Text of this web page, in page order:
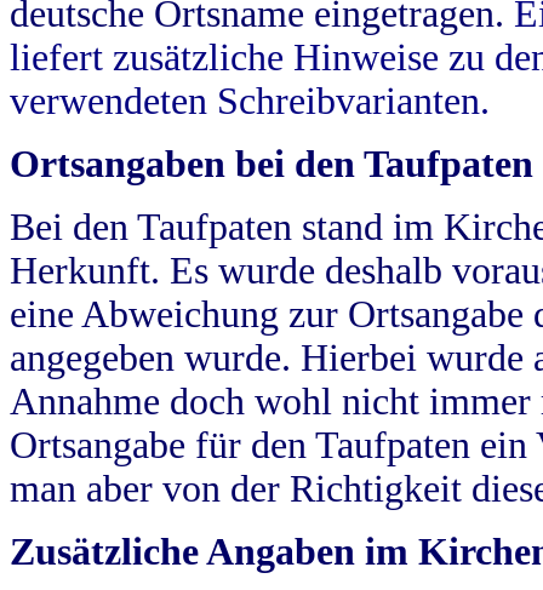
deutsche Ortsname eingetragen.
liefert zusätzliche Hinweise zu
verwendeten Schreibvarianten.
Ortsangaben bei den Taufpaten
Bei den Taufpaten stand im
Herkunft. Es wurde deshalb
eine Abweichung zur
angegeben wurde. Hierbei wurde
Annahme doch wohl nicht
Ortsangabe für den Taufpaten
man aber von der Richtigkeit
Zusätzliche Angaben im